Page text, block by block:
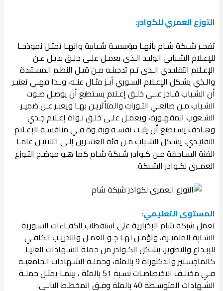
التوزع العمري للكوادر:
تفخـر شـبكة شـام بأنهـا مؤسسـة شـبابية وانهـا تمثـل نموذجـا
للإعـلام الشـبابي الوليـد الـذي يعمـل علـى خلـق بديـل عـن
الإعـلام التقليـدي الـذي تـم تدجينـه مـن قبـل النظـم المسـتبدة
والـذي يشـكل الإعـلام السـوري أبـز مثـال عنـه، ولـذا فهـي تعتبـر
أن الشـباب قـادر علـى خلـق إعـلام يسـتطيع أن يوصـل صـوت
الشـباب مـن صانعـي الثـورات والمتأثريـن بهـا ويعبـر عـن ضميـر
الشـعوب المقهـورة، ويعمـل علـى خلـق نـواة إعـلام جـدي
وهـادف يسـتطيع أن يثبـت نفسـه وبقـوة فـي منافسـة الإعـلام
التقليـدي. يشـكل الشـباب مـن فئة العشـرين إلـى الثلاثيـن عامـا
الفئة السـاحقة مـن كـوادر شـبكة شـام كما هـو موضـح التـوزع
العمـري لكـوادر الشـبكة.
المستوى التعليمي:
تعمل شبكة شام الإخبارية على استقطاب الكفـاءات السـورية
الشـابة المتميـزة، وتؤمـن لهـا جـو العمـل والتدريـب الكافـي
للإبـداع والتطوير، يشـكل الكـوادر من حملة الشـهادات العليـا
كالماجسـتير والدكتوراة 9 بالمئة، وحملـة الشـهادات الجامعيـة
فـي مختلـف الاختصاصـات نسـبة 51 بالمئة ، بينمـا يمثـل حملـة
الشـهادات المتوسـطة 40 بالمئة وفـق المخطـط التالـي: